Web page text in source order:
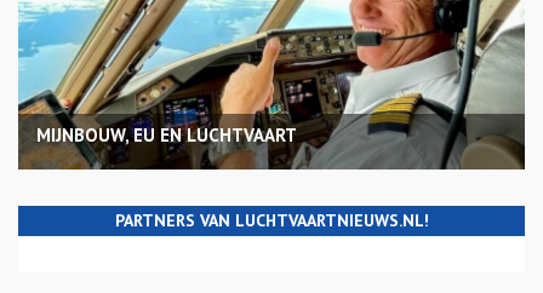
MIJNBOUW, EU EN LUCHTVAART
PARTNERS VAN LUCHTVAARTNIEUWS.NL!